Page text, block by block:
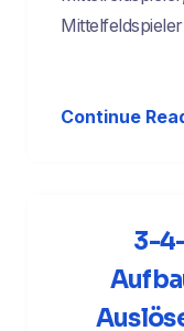
Continue
3-